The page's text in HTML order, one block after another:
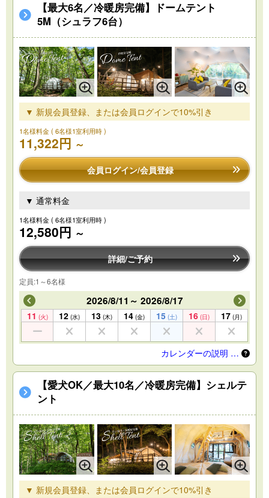
【最大6名／冷暖房完備】ドームテント
5M（シュラフ6台）
▼ 新規会員登録、または会員ログインで10%引き
1名様料金( 6名様1室利用時 )
11,322円 ～
会員ログイン/会員登録
▼ 通常料金
1名様料金( 6名様1室利用時 )
12,580円 ～
詳細/ご予約
定員:1～6名様
2026/8/11～ 2026/8/17
11 (火) 12 (水) 13 (木) 14 (金) 15 (土) 16 (日) 17 (月)
カレンダーの説明 …
【愛犬OK／最大10名／冷暖房完備】シェルテ
ント
▼ 新規会員登録、または会員ログインで10%引き